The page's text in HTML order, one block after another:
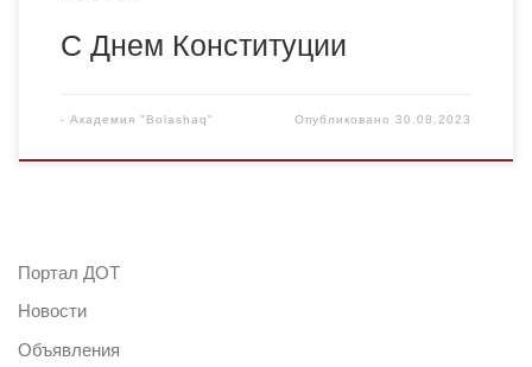
С Днем Конституции
- Академия "Bolashaq" Опубликовано30.08.2023
Портал ДОТ
Новости
Объявления